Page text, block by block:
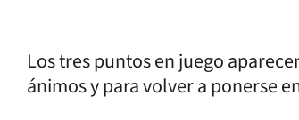
Los tres puntos en juego
ánimos y para volver a ponerse